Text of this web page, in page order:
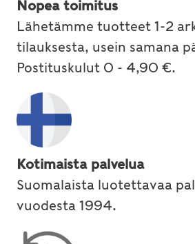
Nopea toimitus
Lähetämme tuotteet 1-2
tilauksesta, usein samana
Postituskulut 0 - 4,90 €.
Kotimaista palvelua
Suomalaista luotettavaa
vuodesta 1994.